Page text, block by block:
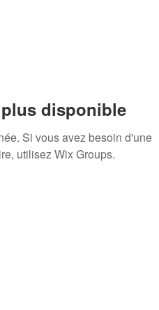
disponible
Si vous avez besoin d'une
utilisez Wix Groups.